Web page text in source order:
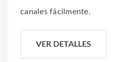
canales fácilmente.
VER DETALLES